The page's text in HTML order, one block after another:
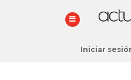
Iniciar